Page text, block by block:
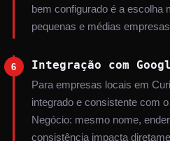
bem configurado é a escolha
pequenas e médias
6 Integração com
Para empresas locais em
integrado e consistente com
Negócio: mesmo nome,
consistência impacta